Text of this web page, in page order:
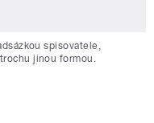
spisovatele,
jinou formou.